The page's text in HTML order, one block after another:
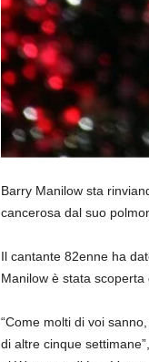
Barry Manilow sta
cancerosa dal suo
Il cantante 82enne ha
Manilow è stata scoperta
“Come molti di voi
di altre cinque